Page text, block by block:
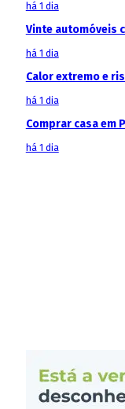
há 1 dia
Vinte automóveis
há 1 dia
Calor extremo e
há 1 dia
Comprar casa em
há 1 dia